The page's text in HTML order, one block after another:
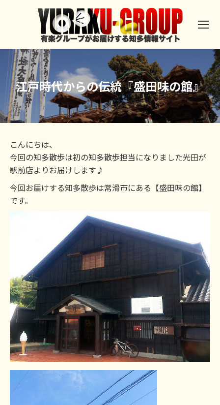
江戸時代からの伝統『盛田味の館』
こんにちは、
今回の知多散歩は初の知多散歩担当になりました光田が
駅前店よりお届けします♪
今回お届けする知多散歩は常滑市にある【盛田味の館】
です。